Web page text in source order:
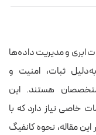
ابری و مدیریت داده‌ها
ثبات، امنیت و
هستند. این
خاصی نیاز دارد که با
این مقاله، نحوه کانفیگ